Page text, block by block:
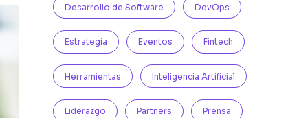
Desarrollo de Software DevOps
Estrategia Eventos Fintech
Herramientas Inteligencia Artificial
Liderazgo Partners Prensa